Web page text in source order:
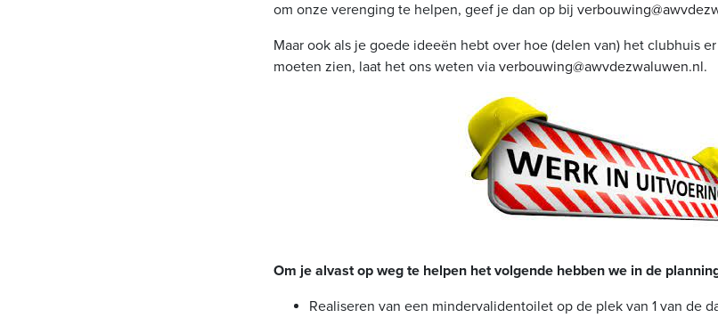
om onze verenging te helpen, geef je dan op bij
Maar ook als je goede ideeën hebt over hoe (delen van) het clubhuis
moeten zien, laat het ons weten via verbouwing@awvdezwaluwen.nl.
Om je alvast op weg te helpen het volgende hebben we in de
Realiseren van een mindervalidentoilet op de plek van 1 van de